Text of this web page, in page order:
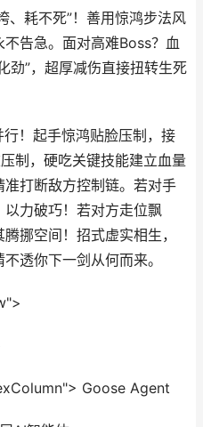
、耗不死”！善用惊鸿步法风
告急。面对高难Boss？血
劲”，超厚减伤直接扭转生死
！起手惊鸿贴脸压制，接
制，硬吃关键技能建立血量
打断敌方控制链。若对手
力破巧！若对方走位飘
挪空间！招式虚实相生，
透你下一剑从何而来。
Goose Agent